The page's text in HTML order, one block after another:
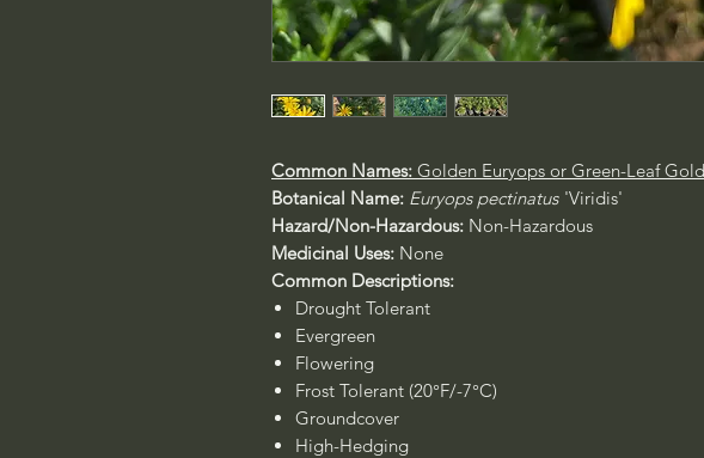
Common Names: Golden Euryops or Green-Leaf
Botanical Name: Euryops pectinatus 'Viridis'
Hazard/Non-Hazardous: Non-Hazardous
Medicinal Uses: None
Common Descriptions:
Drought Tolerant
Evergreen
Flowering
Frost Tolerant (20°F/-7°C)
Groundcover
High-Hedging